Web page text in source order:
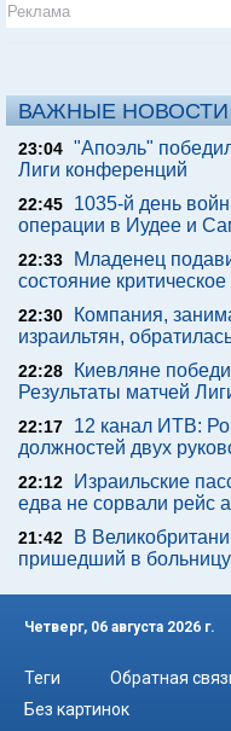
Реклама
ВАЖНЫЕ НОВОСТИ
23:04 "Апоэль"
Лиги конференций
22:45
1035-й день
операции в Иудее и
22:33
Младенец
состояние критическое
22:30
Компания,
израильтян,
22:28
Киевляне
Результаты матчей
22:17
12 канал ИТВ:
должностей двух
22:12
Израильские
едва не сорвали рейс
21:42
В
пришедший в больницу
Четверг, 06 августа 2026 г.
Теги Обратная
Без картинок